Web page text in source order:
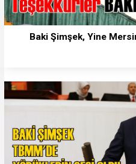
Baki Şimşek, Yine